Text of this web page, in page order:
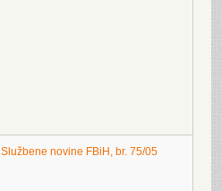
Službene novine FBiH, br. 75/05